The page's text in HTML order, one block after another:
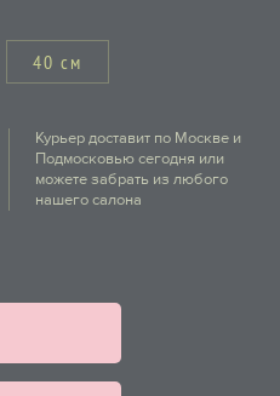
40 см
Курьер доставит по Москве и
Подмосковью сегодня или
можете забрать из любого
нашего салона